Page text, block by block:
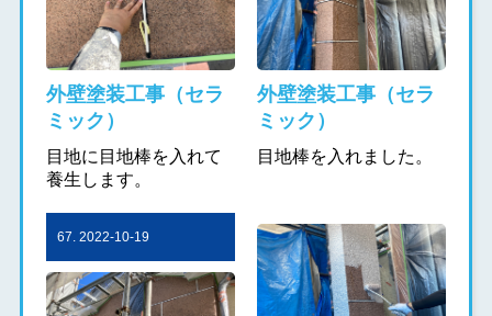
外壁塗装工事（セラ
ミック）
目地に目地棒を入れて
養生します。
外壁塗装工事（セラ
ミック）
目地棒を入れました。
67. 2022-10-19